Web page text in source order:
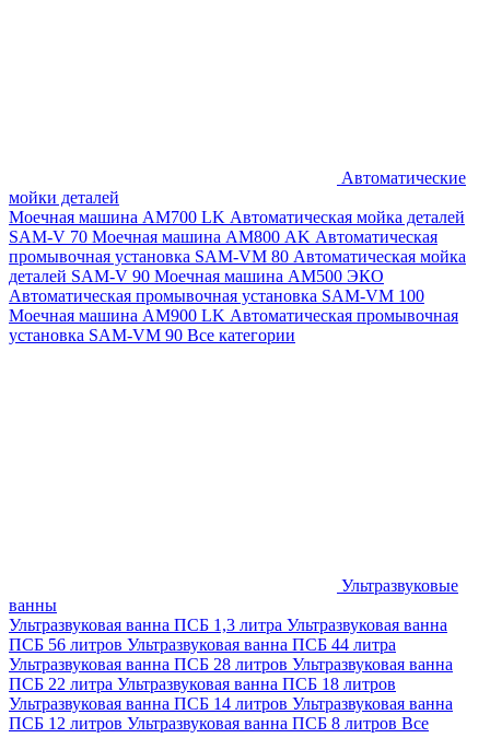
Автоматические
мойки деталей
Моечная машина AM700 LK Автоматическая мойка деталей
SAM-V 70 Моечная машина АМ800 AK Автоматическая
промывочная установка SAM-VM 80 Автоматическая мойка
деталей SAM-V 90 Моечная машина АМ500 ЭКО
Автоматическая промывочная установка SAM-VM 100
Моечная машина AM900 LK Автоматическая промывочная
установка SAM-VM 90 Все категории
Ультразвуковые
ванны
Ультразвуковая ванна ПСБ 1,3 литра Ультразвуковая ванна
ПСБ 56 литров Ультразвуковая ванна ПСБ 44 литра
Ультразвуковая ванна ПСБ 28 литров Ультразвуковая ванна
ПСБ 22 литра Ультразвуковая ванна ПСБ 18 литров
Ультразвуковая ванна ПСБ 14 литров Ультразвуковая ванна
ПСБ 12 литров Ультразвуковая ванна ПСБ 8 литров Все